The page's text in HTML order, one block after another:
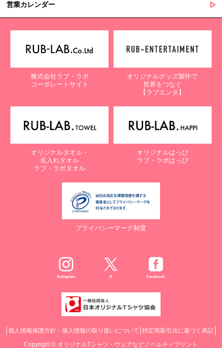
営業カレンダー
株式会社ラブ・ラボ
コーポレートサイト
オリジナルグッズ製作で
世界をつなぐ
【ラブエンタ】
オリジナルタオル・
名入れタオル
ラブ・ラボタオル
オリジナルはっぴ
ラブ・ラボはっぴ
プライバシーマーク制度
Instagram X Facebook
個人情報保護方針・個人情報の取り扱いについて 特定商取引法に基づく表記
Copyright © オリジナルTシャツ・ウェアなどノベルティプリント